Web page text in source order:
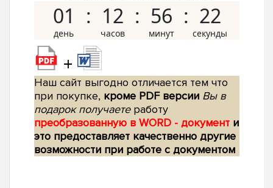
01 12 56 21
+
Наш сайт выгодно отличается тем что
при покупке, кроме PDF версии Вы в
подарок получаетеработу
преобразованную в WORD - документ и
это предоставляет качественно другие
возможности при работе с документом